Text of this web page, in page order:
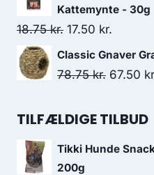
pris
var:
20.00 kr..
pris
18.75
Kattemynte - 30g
18.75kr. Den
oprindelige
pris
18.75 kr..
17.50 kr.
pris
17.50 kr..
Classic Gnaver
78.75kr. Den
pris
78.75 kr..
67.50
TILFÆLDIGE TILBUD
Tikki Hunde
200g